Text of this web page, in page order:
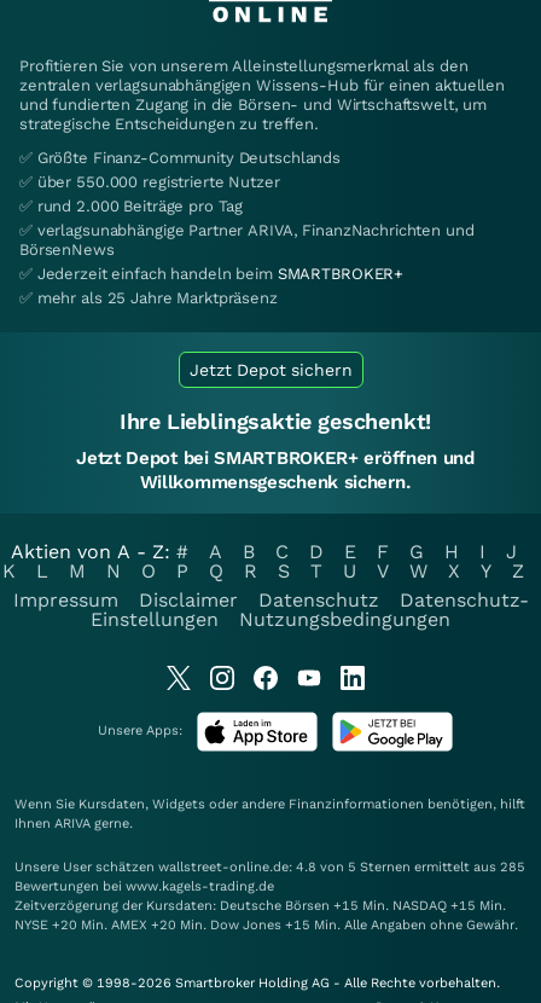
Profitieren Sie von unserem Alleinstellungsmerkmal als den
zentralen verlagsunabhängigen Wissens-Hub für einen aktuellen
und fundierten Zugang in die Börsen- und Wirtschaftswelt, um
strategische Entscheidungen zu treffen.
✅ Größte Finanz-Community Deutschlands
✅ über 550.000 registrierte Nutzer
✅ rund 2.000 Beiträge pro Tag
✅ verlagsunabhängige Partner ARIVA, FinanzNachrichten und
BörsenNews
✅ Jederzeit einfach handeln beim SMARTBROKER+
✅ mehr als 25 Jahre Marktpräsenz
Jetzt Depot sichern
Ihre Lieblingsaktie geschenkt!
Jetzt Depot bei SMARTBROKER+ eröffnen und
Willkommensgeschenk sichern.
Aktien von A - Z: # A B C D E F G H I
J
K
L M N O P Q R S T U V W X Y
Z
Impressum
Disclaimer Datenschutz
Datenschutz-
Einstellungen
Nutzungsbedingungen
Unsere Apps:
Wenn Sie Kursdaten, Widgets oder andere Finanzinformationen benötigen, hilft
Ihnen ARIVA gerne.
Unsere User schätzen wallstreet-online.de: 4.8 von 5 Sternen ermittelt aus 285
Bewertungen bei www.kagels-trading.de
Zeitverzögerung der Kursdaten: Deutsche Börsen +15 Min. NASDAQ +15 Min.
NYSE +20 Min. AMEX +20 Min. Dow Jones +15 Min. Alle Angaben ohne Gewähr.
Copyright © 1998-2026 Smartbroker Holding AG - Alle Rechte vorbehalten.